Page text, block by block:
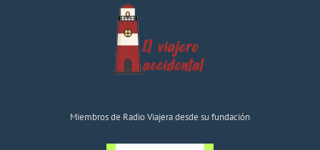
Miembros de Radio Viajera desde su fundación